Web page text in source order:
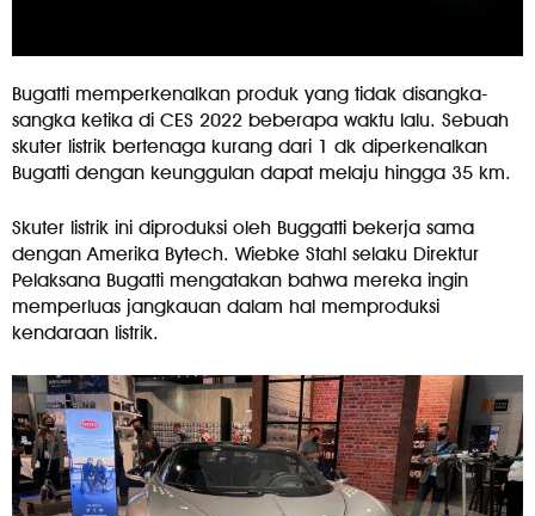
Bugatti memperkenalkan produk yang tidak disangka-
sangka ketika di CES 2022 beberapa waktu lalu. Sebuah
skuter listrik bertenaga kurang dari 1 dk diperkenalkan
Bugatti dengan keunggulan dapat melaju hingga 35 km.
Skuter listrik ini diproduksi oleh Buggatti bekerja sama
dengan Amerika Bytech. Wiebke Stahl selaku Direktur
Pelaksana Bugatti mengatakan bahwa mereka ingin
memperluas jangkauan dalam hal memproduksi
kendaraan listrik.